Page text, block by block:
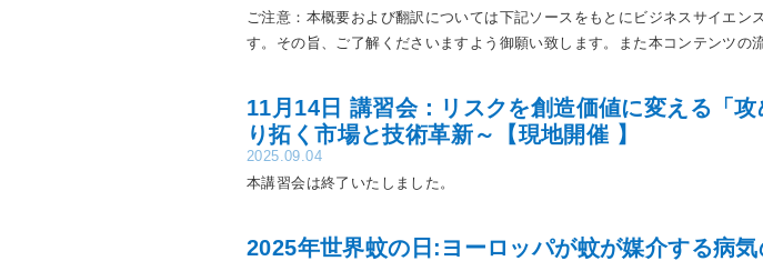
ご注意：本概要および翻訳については下記ソースをもとにビジネスサイエ
す。その旨、ご了解くださいますよう御願い致します。また本コンテンツ
11月14日 講習会：リスクを創造価値に変える「
り拓く市場と技術革新～【現地開催 】
2025.09.04
本講習会は終了いたしました。
2025年世界蚊の日:ヨーロッパが蚊が媒介する病